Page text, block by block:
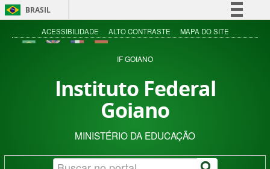
BRASIL
Simplifique!
Acesso à informação
ACESSIBILIDADE ALTO CONTRASTE MAPA DO SITE
IF GOIANO
Instituto Federal
Goiano
MINISTÉRIO DA EDUCAÇÃO